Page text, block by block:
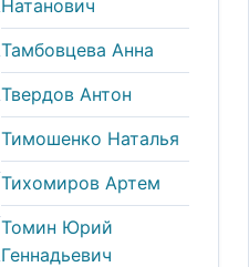
Натанович
Тамбовцева Анна
Твердов Антон
Тимошенко Наталья
Тихомиров Артем
Томин Юрий
Геннадьевич